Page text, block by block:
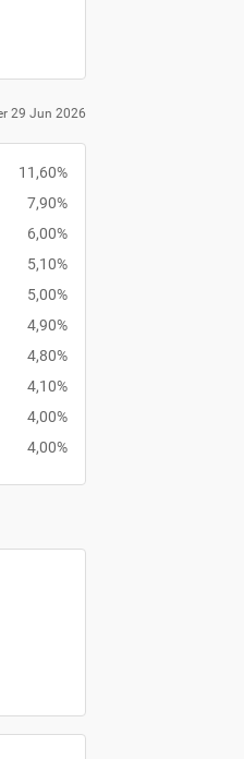
29 Jun 2026
11,60%
7,90%
6,00%
5,10%
5,00%
4,90%
4,80%
4,10%
4,00%
4,00%